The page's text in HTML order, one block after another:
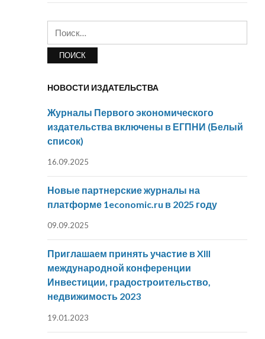
НОВОСТИ ИЗДАТЕЛЬСТВА
Журналы Первого экономического
издательства включены в ЕГПНИ (Белый
список)
16.09.2025
Новые партнерские журналы на
платформе 1economic.ru в 2025 году
09.09.2025
Приглашаем принять участие в XIII
международной конференции
Инвестиции, градостроительство,
недвижимость 2023
19.01.2023